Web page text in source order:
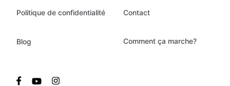
Politique de confidentialité Contact
Blog Comment ça marche?